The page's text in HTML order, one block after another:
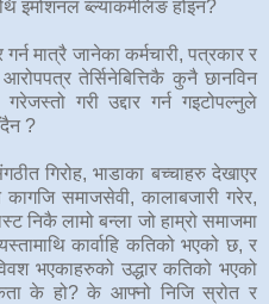
इमोशनल ब्ल्याकमेलिङ होइन?
मात्रै जानेका कर्मचारी, पत्रकार र
तेर्सिनेबित्तिकै कुनै छानविन
गरी उद्दार गर्न गइटोपल्नुले
?
गिरोह, भाडाका बच्चाहरु देखाएर
समाजसेवी, कालाबजारी गरेर,
निकै लामो बन्ला जो हाम्रो समाजमा
कार्वाहि कतिको भएको छ, र
भएकाहरुको उद्धार कतिको भएको
के हो? के आफ्नो निजि स्रोत र